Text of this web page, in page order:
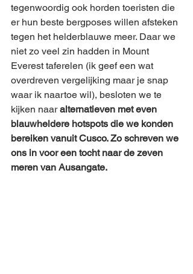
tegenwoordig ook horden toeristen die
er hun beste bergposes willen afsteken
tegen het helderblauwe meer. Daar we
niet zo veel zin hadden in Mount
Everest taferelen (ik geef een wat
overdreven vergelijking maar je snap
waar ik naartoe wil), besloten we te
kijken naar alternatieven met even
blauwheldere hotspots die we konden
bereiken vanuit Cusco. Zo schreven we
ons in voor een tocht naar de zeven
meren van Ausangate.